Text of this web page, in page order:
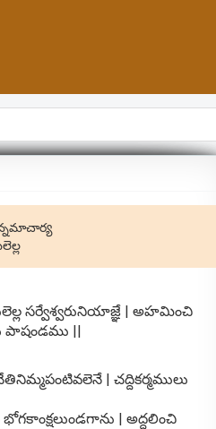
సర్వేశ్వరునియాజ్ఞే | అహమించి
పాషండము ||
| చద్దికర్మములు
| అద్దలించి